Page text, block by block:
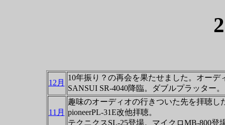
12月
10年振り？の再会を果たせました。オーデ
SANSUI SR-4040降臨。ダブルプラッター
11月
趣味のオーディオの行きついた先を拝聴
pioneerPL-31E改他拝聴。
テクニクスSL-25登場。マイクロMB-800登